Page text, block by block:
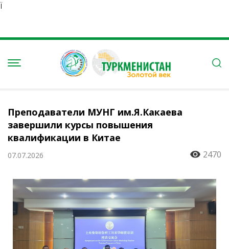
Ï
Преподаватели МУНГ им.Я.Какаева
завершили курсы повышения
квалификации в Китае
07.07.2026 2470